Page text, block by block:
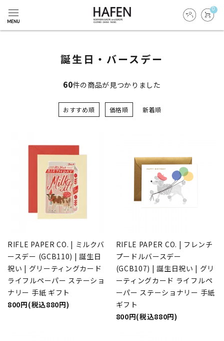
0
誕生日・バースデー
60件の商品が見つかりました
おすすめ順 価格順 新着順
RIFLE PAPER CO. | ミルクバ
ースデー (GCB110) | 誕生日
祝い | グリーティングカード
ライフルペーパー ステーショ
ナリー 手紙 ギフト
800円(税込880円)
RIFLE PAPER CO. | フレンチ
プードルバースデー
(GCB107) | 誕生日祝い | グリ
ーティングカード ライフルペ
ーパー ステーショナリー 手紙
ギフト
800円(税込880円)